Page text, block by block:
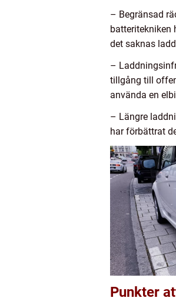
– Begränsad
batteritekniken
det saknas
–
tillgång till
använda en
– Längre
har förbättrat
Punkter